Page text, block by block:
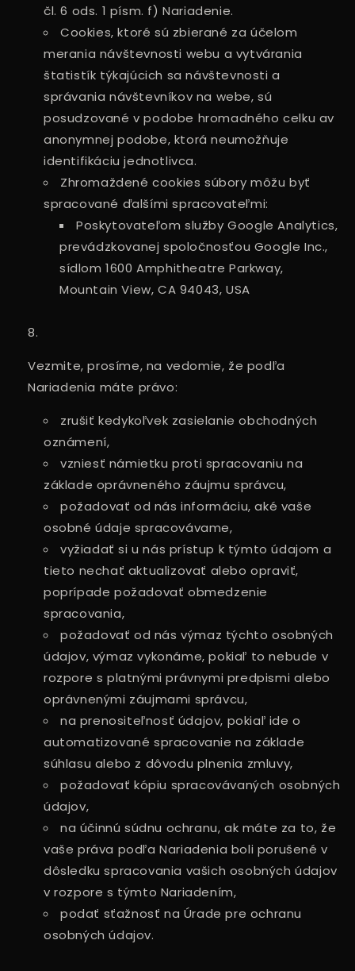
čl. 6 ods. 1 písm. f) Nariadenie.
Cookies, ktoré sú zbierané za účelom
merania návštevnosti webu a vytvárania
štatistík týkajúcich sa návštevnosti a
správania návštevníkov na webe, sú
posudzované v podobe hromadného celku av
anonymnej podobe, ktorá neumožňuje
identifikáciu jednotlivca.
Zhromaždené cookies súbory môžu byť
spracované ďalšími spracovateľmi:
Poskytovateľom služby Google Analytics,
prevádzkovanej spoločnosťou Google Inc.,
sídlom 1600 Amphitheatre Parkway,
Mountain View, CA 94043, USA
Vezmite, prosíme, na vedomie, že podľa
Nariadenia máte právo:
zrušiť kedykoľvek zasielanie obchodných
oznámení,
vzniesť námietku proti spracovaniu na
základe oprávneného záujmu správcu,
požadovať od nás informáciu, aké vaše
osobné údaje spracovávame,
vyžiadať si u nás prístup k týmto údajom a
tieto nechať aktualizovať alebo opraviť,
poprípade požadovať obmedzenie
spracovania,
požadovať od nás výmaz týchto osobných
údajov, výmaz vykonáme, pokiaľ to nebude v
rozpore s platnými právnymi predpismi alebo
oprávnenými záujmami správcu,
na prenositeľnosť údajov, pokiaľ ide o
automatizované spracovanie na základe
súhlasu alebo z dôvodu plnenia zmluvy,
požadovať kópiu spracovávaných osobných
údajov,
na účinnú súdnu ochranu, ak máte za to, že
vaše práva podľa Nariadenia boli porušené v
dôsledku spracovania vašich osobných údajov
v rozpore s týmto Nariadením,
podať sťažnosť na Úrade pre ochranu
osobných údajov.